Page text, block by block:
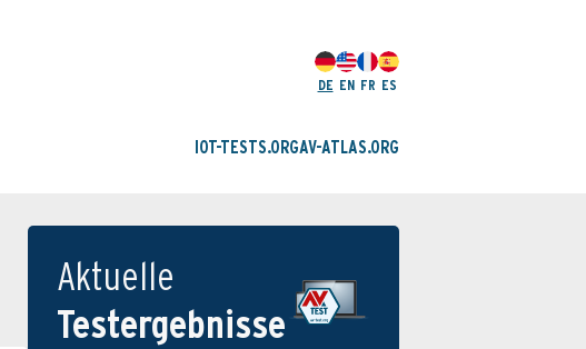
DE EN FR ES
IOT-TESTS.ORGAV-ATLAS.ORG
Aktuelle
Testergebnisse